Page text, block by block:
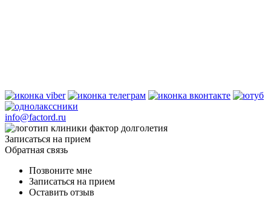
info@factord.ru
Записаться на прием
Обратная связь
Позвоните мне
Записаться на прием
Оставить отзыв